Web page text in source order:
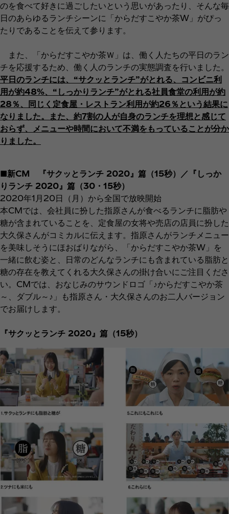
のを食べて好きに過ごしたいという思いがあったり、そんな毎
日のあらゆるランチシーンに「からだすこやか茶W」がぴっ
たりであることを伝えて参ります。
また、「からだすこやか茶Ｗ」は、働く人たちの平日のラン
チを応援するため、働く人のランチの実態調査を行いました。
平日のランチには、“サクッとランチ”がとれる、コンビニ利
用が約48%、“しっかりランチ”がとれる社員食堂の利用が約
28％、同じく定食屋・レストラン利用が約26％という結果に
なりました。また、約7割の人が自身のランチを理想と感じて
おらず、メニューや時間において不満をもっていることが分か
りました。
■新CM 『サクッとランチ 2020』篇（15秒）／『しっか
りランチ 2020』篇（30・15秒）
2020年1月20日（月）から全国で放映開始
本CMでは、会社員に扮した指原さんが食べるランチに脂肪や
糖が含まれていることを、定食屋の女将や売店の店員に扮した
大久保さんがコミカルに伝えます。指原さんがランチメニュー
を美味しそうにほおばりながら、「からだすこやか茶W」を
一緒に飲む姿と、日常のどんなランチにも含まれている脂肪と
糖の存在を教えてくれる大久保さんの掛け合いにご注目くださ
い。CMでは、おなじみのサウンドロゴ「♪からだすこやか茶
～、ダブル～♪」も指原さん・大久保さんのお二人バージョン
でお届けします。
『サクッとランチ 2020』篇（15秒）